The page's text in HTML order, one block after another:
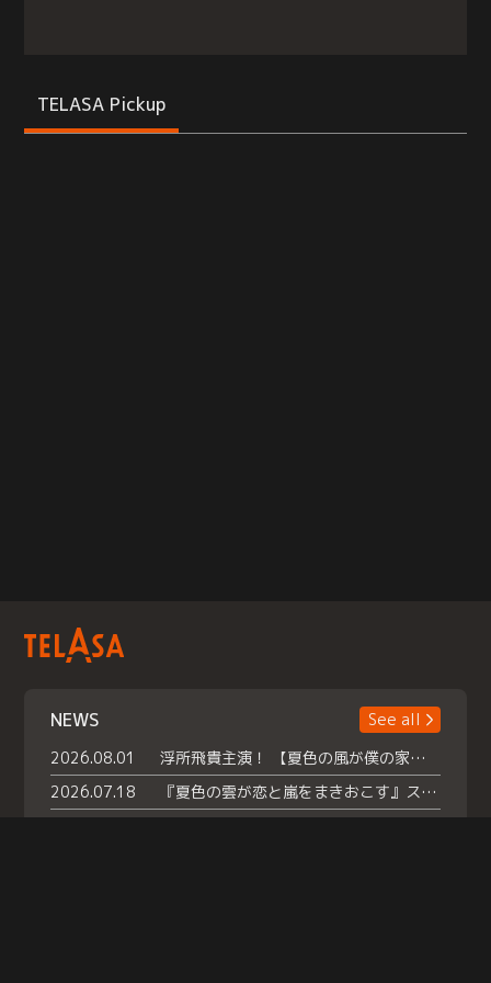
TELASA Pickup
NEWS
See all
2026.08.01
浮所飛貴主演！ 【夏色の風が僕の家にやってきた】 本日よりテラサで独占配信スタート！
2026.07.18
『夏色の雲が恋と嵐をまきおこす』スペシャルメイキング 【Part1】2026年７月18日（土）23時30分～配信スタート！話題のシーンの裏側を大公開！豪華キャスト大集合！ 『武宮家 真夏の家族会議』開催！